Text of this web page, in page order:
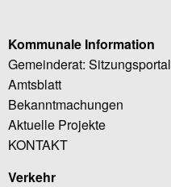
Kommunale Information
Gemeinderat: Sitzungsportal
Amtsblatt
Bekanntmachungen
Aktuelle Projekte
KONTAKT
Verkehr